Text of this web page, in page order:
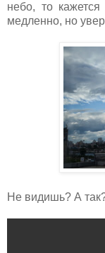
небо, то
медленно, но
Не видишь? А